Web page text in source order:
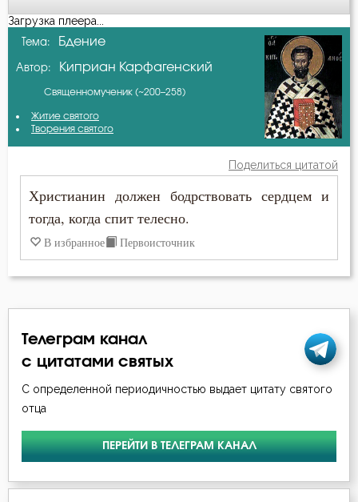
Атеизм
Бесы
Благодать
Богатство
Будущее
Воплощение
Высокомерие
Гонение
А-я
Авва Исайя (Скитский)
Ефрем Сирин
Иоанн Златоуст
Иоанн Лествичник
Иосиф Оптинский (Литовкин)
Макарий Великий
Нил Синайский
Петр Дамаскин
Загрузка плеера...
Тема: Бдение
Автор: Киприан Карфагенский
Священномученик (~200–258)
Житие святого
Творения святого
Поделиться цитатой
Христианин должен бодрствовать сердцем и
тогда, когда спит телесно.
В избранное Первоисточник
Телеграм канал
с цитатами святых
С определенной периодичностью выдает цитату святого
отца
ПЕРЕЙТИ В ТЕЛЕГРАМ КАНАЛ